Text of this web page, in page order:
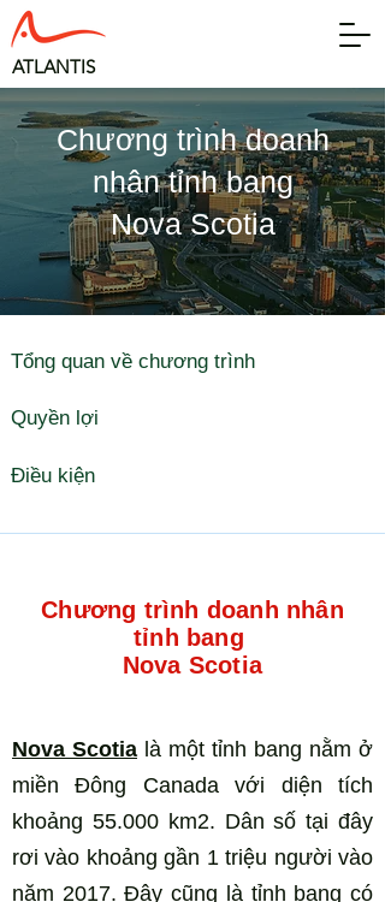
​ATLANTIS
Chương trình doanh
nhân tỉnh bang
​Nova Scotia
Tổng quan về chương trình
Quyền lợi
Điều kiện
Chương trình doanh nhân
tỉnh bang
Nova Scotia
Nova Scotia là một tỉnh bang nằm ở
miền Đông Canada với diện tích
khoảng 55.000 km2. Dân số tại đây
rơi vào khoảng gần 1 triệu người vào
năm 2017. Đây cũng là tỉnh bang có